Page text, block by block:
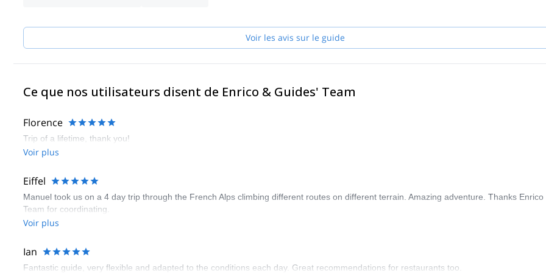
Voir les avis sur le guide
Ce que nos utilisateurs disent de Enrico & Guides' Team
Florence
Trip of a lifetime, thank you!
Voir plus
Eiffel
Manuel took us on a 4 day trip through the French Alps climbing different routes on different terrain. Amazing adventure. Thanks Enrico
Team for coordinating.
Voir plus
Ian
Fantastic guide, very flexible and adapted to the conditions each day. Great recommendations for restaurants too.